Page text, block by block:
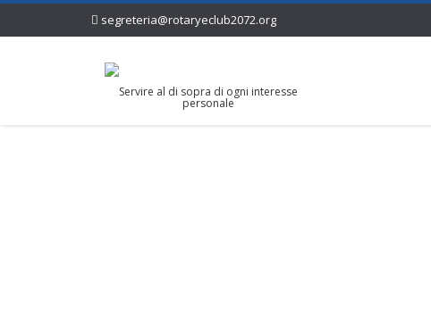
segreteria@rotaryeclub2072.org
Servire al di sopra di ogni interesse
personale